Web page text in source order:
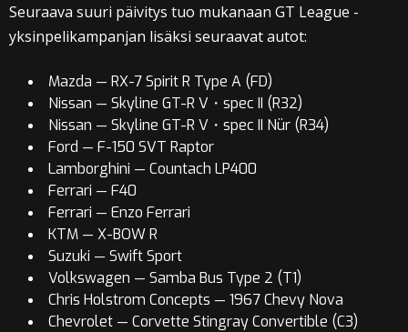
Seuraava suuri päivitys tuo mukanaan GT League -
yksinpelikampanjan lisäksi seuraavat autot:
Mazda — RX-7 Spirit R Type A (FD)
Nissan — Skyline GT-R V・spec II (R32)
Nissan — Skyline GT-R V・spec II Nür (R34)
Ford — F-150 SVT Raptor
Lamborghini — Countach LP400
Ferrari — F40
Ferrari — Enzo Ferrari
KTM — X-BOW R
Suzuki — Swift Sport
Volkswagen — Samba Bus Type 2 (T1)
Chris Holstrom Concepts — 1967 Chevy Nova
Chevrolet — Corvette Stingray Convertible (C3)